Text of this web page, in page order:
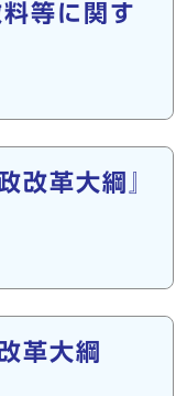
等に関す
改革大綱』
革大綱